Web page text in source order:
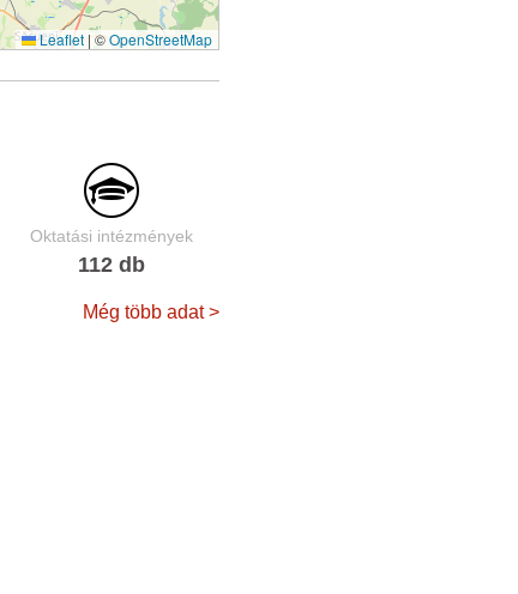
Leaflet | ©OpenStreetMap
Oktatási intézmények
112 db
Még több adat >